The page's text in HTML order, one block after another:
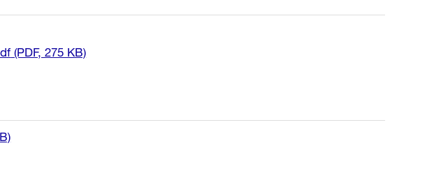
(PDF, 275 KB)